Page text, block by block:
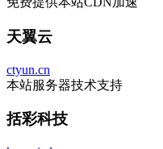
天翼云
ctyun.cn
本站服务器技术支持
括彩科技